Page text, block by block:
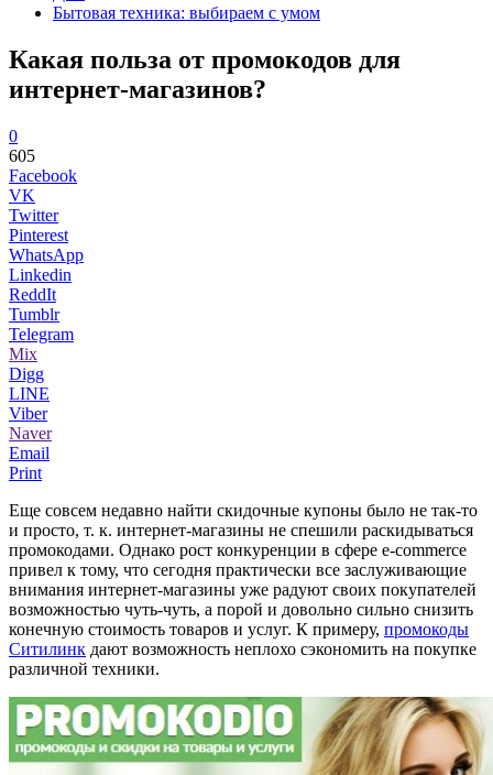
Бытовая техника: выбираем с умом
Какая польза от промокодов для
интернет-магазинов?
0
605
Facebook
VK
Twitter
Pinterest
WhatsApp
Linkedin
ReddIt
Tumblr
Telegram
Mix
Digg
LINE
Viber
Naver
Email
Print
Еще совсем недавно найти скидочные купоны было не так-то
и просто, т. к. интернет-магазины не спешили раскидываться
промокодами. Однако рост конкуренции в сфере e-commerce
привел к тому, что сегодня практически все заслуживающие
внимания интернет-магазины уже радуют своих покупателей
возможностью чуть-чуть, а порой и довольно сильно снизить
конечную стоимость товаров и услуг. К примеру, промокоды
Ситилинк дают возможность неплохо сэкономить на покупке
различной техники.